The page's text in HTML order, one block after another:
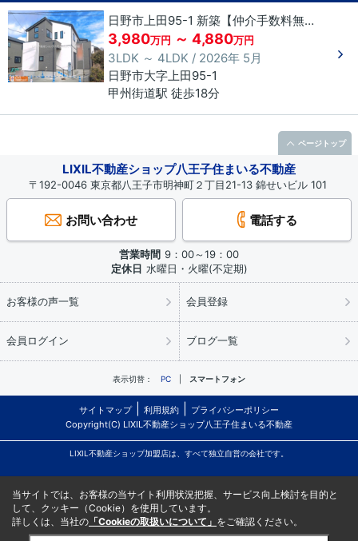
日野市上田95-1 新築【仲介手数料無料】
3,980万円 ～ 4,880万円
3LDK ～ 4LDK / 2026年 5月
日野市大字上田95-1
甲州街道駅 徒歩18分
LIXIL不動産ショップ八王子住まいる不動産
〒192-0046 東京都八王子市明神町２丁目21-13 錦せいビル 101
お問い合わせ 電話する
営業時間 9：00～19：00
定休日 水曜日・火曜(不定期)
お客様の声一覧 会員登録
会員ログイン ブログ一覧
表示切替： PC スマートフォン
サイトマップ 利用規約
プライバシーポリシー
Copyright(C) LIXIL不動産ショップ八王子住まいる不動産
LIXIL不動産ショップ加盟店は、すべて独立自営の会社です。
ページトップ
当サイトでは、お客様の当サイト利用状況把握、サービス向上検討を目的と
して、クッキー（Cookie）を使用しています。
詳しくは、当社の 「Cookieの取扱いについて」 をご確認ください。